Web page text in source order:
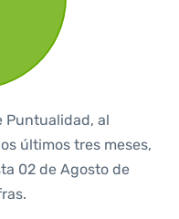
Puntualidad, al
últimos tres meses,
02 de Agosto de